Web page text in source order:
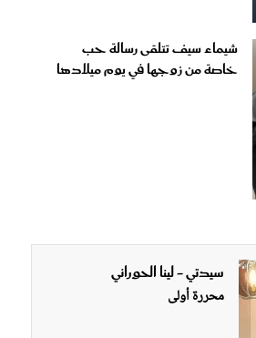
شيماء سيف تتلقى رسالة حب
خاصة من زوجها في يوم ميلادها
سيدتي - لينا الحوراني
محررة أولى